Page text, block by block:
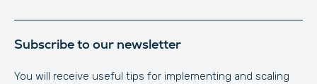
Subscribe to our newsletter
You will receive useful tips for implementing and scaling